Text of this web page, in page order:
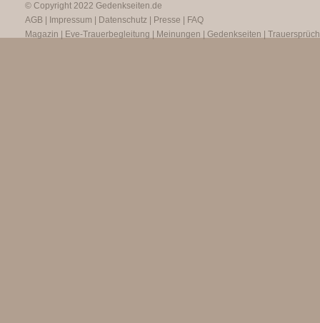
© Copyright 2022 Gedenkseiten.de
AGB
Impressum Datenschutz Presse
FAQ
Magazin
Eve-Trauerbegleitung Meinungen Gedenkseiten